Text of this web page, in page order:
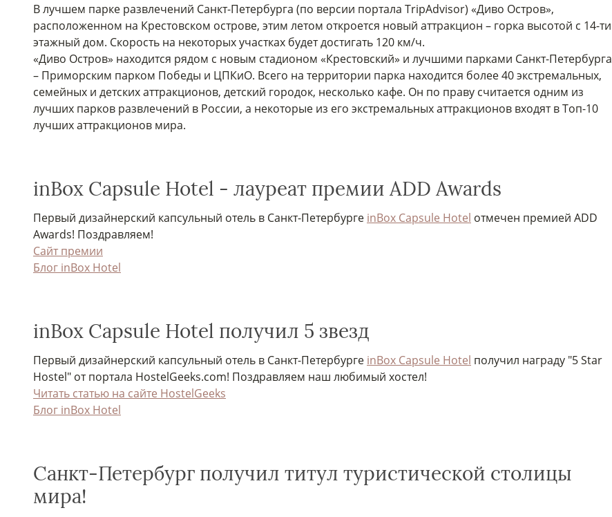
В лучшем парке развлечений Санкт-Петербурга (по версии портала TripAdvisor) «Диво Остров»,
расположенном на Крестовском острове, этим летом откроется новый аттракцион – горка высотой с 14-ти
этажный дом. Скорость на некоторых участках будет достигать 120 км/ч.
«Диво Остров» находится рядом с новым стадионом «Крестовский» и лучшими парками Санкт-Петербурга
– Приморским парком Победы и ЦПКиО. Всего на территории парка находится более 40 экстремальных,
семейных и детских аттракционов, детский городок, несколько кафе. Он по праву считается одним из
лучших парков развлечений в России, а некоторые из его экстремальных аттракционов входят в Топ-10
лучших аттракционов мира.
inBox Capsule Hotel - лауреат премии ADD Awards
Первый дизайнерский капсульный отель в Санкт-Петербурге inBox Capsule Hotel отмечен премией ADD
Awards! Поздравляем!
Сайт премии
Блог inBox Hotel
inBox Capsule Hotel получил 5 звезд
Первый дизайнерский капсульный отель в Санкт-Петербурге inBox Capsule Hotel получил награду "5 Star
Hostel" от портала HostelGeeks.com! Поздравляем наш любимый хостел!
Читать статью на сайте HostelGeeks
Блог inBox Hotel
Санкт-Петербург получил титул туристической столицы
мира!